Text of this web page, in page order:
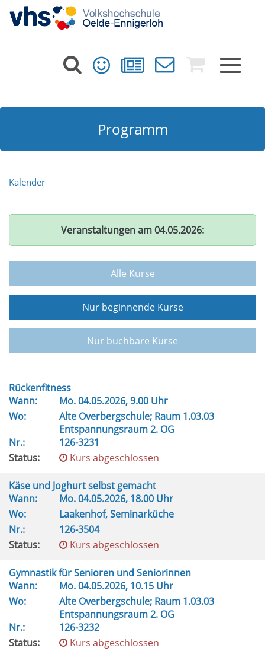
Toggle
Programm
Kalender
Veranstaltungen am 04.05.2026:
Alle Kurse
Nur beginnende Kurse
Nur buchbare Kurse
Rückenfitness
Wann:
Mo.04.05.2026, 9.00 Uhr
Wo:
Alte Overbergschule; Raum 1.03.03
Entspannungsraum 2. OG
Nr.:
126-3231
Status:
Kurs abgeschlossen
Käse und Joghurt selbst gemacht
Wann:
Mo.04.05.2026, 18.00 Uhr
Wo:
Laakenhof, Seminarküche
Nr.:
126-3504
Status:
Kurs abgeschlossen
Gymnastik für Senioren und Seniorinnen
Wann:
Mo.04.05.2026, 10.15 Uhr
Wo:
Alte Overbergschule; Raum 1.03.03
Entspannungsraum 2. OG
Nr.:
126-3232
Status:
Kurs abgeschlossen